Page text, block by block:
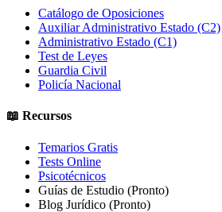
Catálogo de Oposiciones
Auxiliar Administrativo Estado (C2)
Administrativo Estado (C1)
Test de Leyes
Guardia Civil
Policía Nacional
📖 Recursos
Temarios Gratis
Tests Online
Psicotécnicos
Guías de Estudio (Pronto)
Blog Jurídico (Pronto)